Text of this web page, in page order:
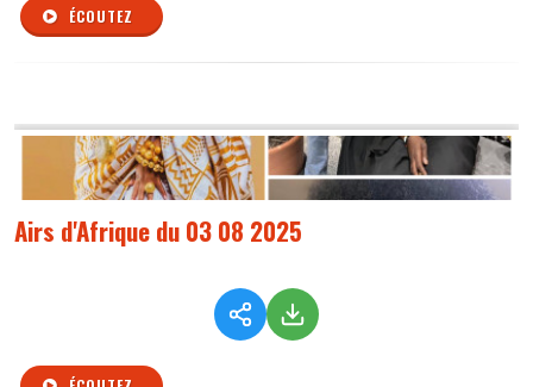
ÉCOUTEZ
Airs d'Afrique du 03 08 2025